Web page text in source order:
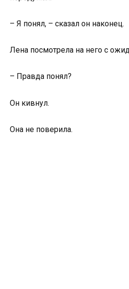
– Я понял, – сказал он наконец.
Лена посмотрела на него с
– Правда понял?
Он кивнул.
Она не поверила.